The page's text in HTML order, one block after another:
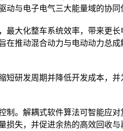
与电子电气三大能量域的协同
最大化整车系统效率，带来更长
在推动混合动力与电动动力总成
短研发周期并降低开发成本，并
制。解耦式软件算法可智能应对
失，并促进余热的高效回收与